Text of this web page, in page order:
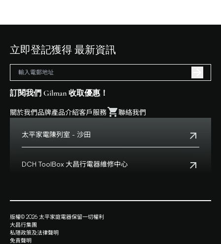
立即登記獲得 最新資訊
訂閱我們 Gilman 收取優惠！
關於我們品牌產品介紹客戶服務 聯絡我們
太平家電陳列室 - 沙田
地址:
沙田鄉事會路138號HomeSquare 357-358舖
DCH ToolBox 大昌行電器維修中心
查看地點
營業時間:
版權© 2026 太平家庭電器保留一切權利
大昌行集團
私隱政策及法律聲明
免責聲明